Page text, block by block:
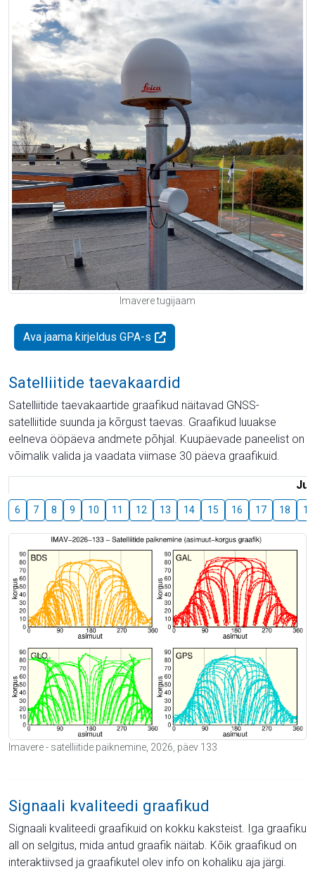
Imavere tugijaam
Ava jaama kirjeldus GPA-s
Satelliitide taevakaardid
Satelliitide taevakaartide graafikud näitavad GNSS-
satelliitide suunda ja kõrgust taevas. Graafikud luuakse
eelneva ööpäeva andmete põhjal. Kuupäevade paneelist on
võimalik valida ja vaadata viimase 30 päeva graafikuid.
6 7 8 9 10 11 12 13 14 15 16 17 18 19
Imavere - satelliitide paiknemine, 2026, päev 133
Signaali kvaliteedi graafikud
Signaali kvaliteedi graafikuid on kokku kaksteist. Iga graafiku
all on selgitus, mida antud graafik näitab. Kõik graafikud on
interaktiivsed ja graafikutel olev info on kohaliku aja järgi.